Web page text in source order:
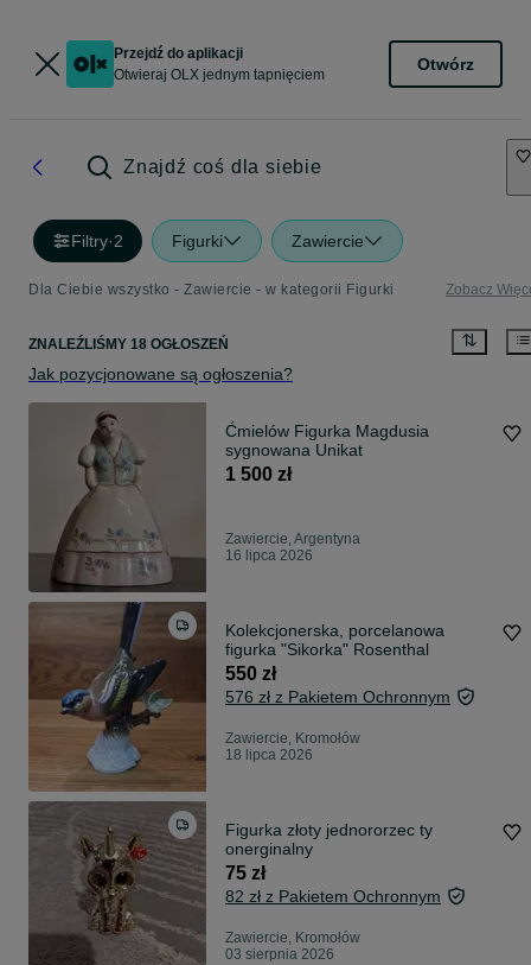
Przejdź do aplikacji
Otwieraj OLX jednym tapnięciem
Otwórz
Znajdź coś dla siebie
Filtry·2 Figurki Zawiercie
Dla Ciebie wszystko - Zawiercie - w kategorii Figurki Zobacz
ZNALEŹLIŚMY 18 OGŁOSZEŃ
Jak pozycjonowane są ogłoszenia?
Ćmielów Figurka Magdusia
sygnowana Unikat
1 500 zł
Zawiercie, Argentyna
16 lipca 2026
Kolekcjonerska, porcelanowa
figurka "Sikorka" Rosenthal
550 zł
576 zł z Pakietem Ochronnym
Zawiercie, Kromołów
18 lipca 2026
Figurka złoty jednororzec ty
onerginalny
75 zł
82 zł z Pakietem Ochronnym
Zawiercie, Kromołów
03 sierpnia 2026